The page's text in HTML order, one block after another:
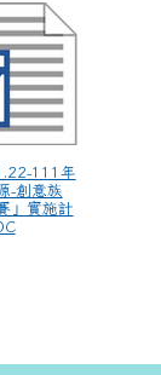
111年
-創意族
」實施計